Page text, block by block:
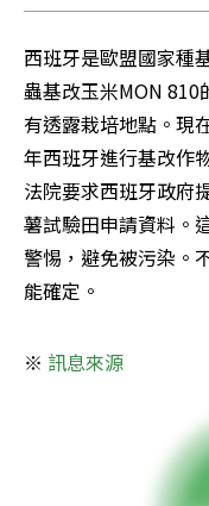
西班牙是歐盟國家種
蟲基改玉米MON 810
有透露栽培地點。現
年西班牙進行基改作
法院要求西班牙政府
薯試驗田申請資料。
警惕，避免被污染。
能確定。
※ 訊息來源